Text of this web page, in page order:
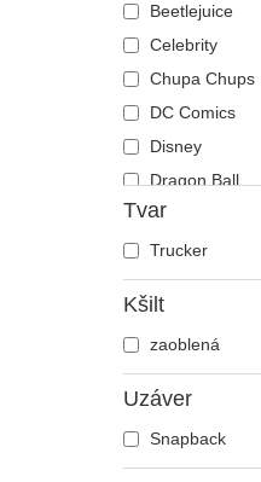
Beetlejuice
Celebrity
Chupa Chups
DC Comics
Disney
Dragon Ball
Fast & Furious
Harry Potter
Hip Hop Dogz
Hra o tróny
Hudba
Kung Fu Panda
Tvar
Trucker
Kšilt
zaoblená
Uzáver
Snapback